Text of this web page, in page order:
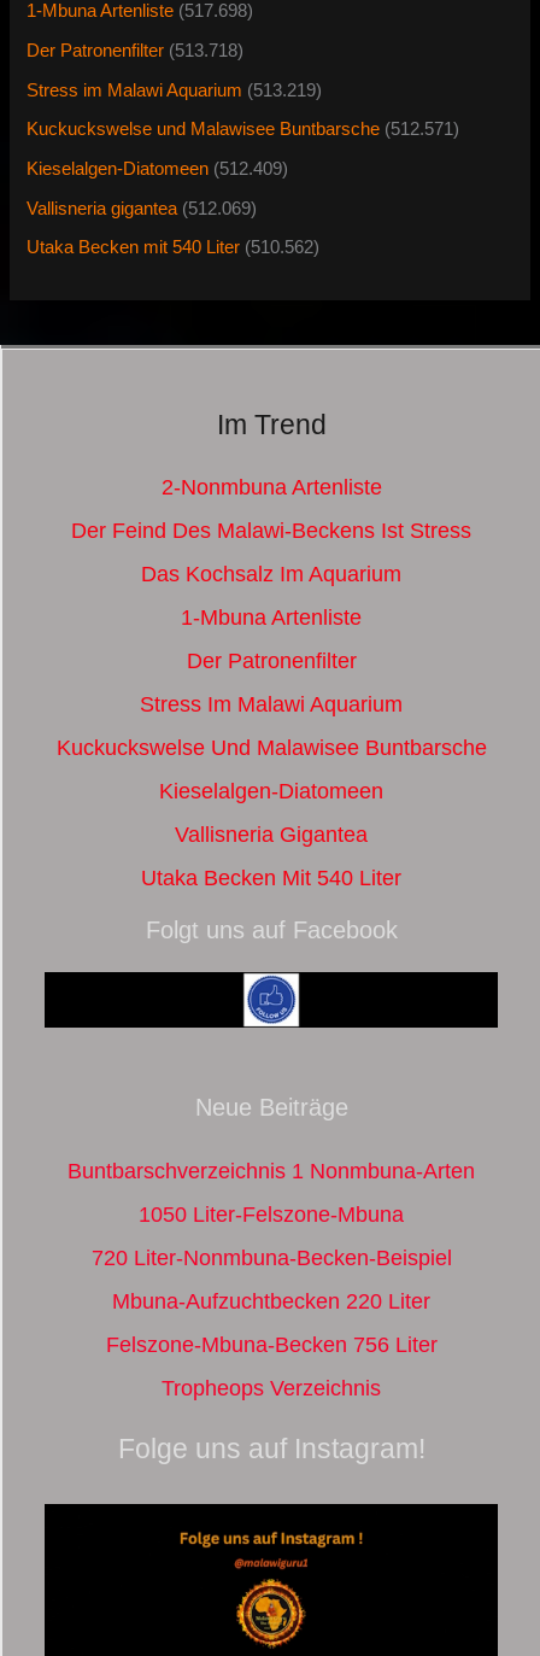
1-Mbuna Artenliste (517.698)
Der Patronenfilter (513.718)
Stress im Malawi Aquarium (513.219)
Kuckuckswelse und Malawisee Buntbarsche (512.571)
Kieselalgen-Diatomeen (512.409)
Vallisneria gigantea (512.069)
Utaka Becken mit 540 Liter (510.562)
Im Trend
2-Nonmbuna Artenliste
Der Feind Des Malawi-Beckens Ist Stress
Das Kochsalz Im Aquarium
1-Mbuna Artenliste
Der Patronenfilter
Stress Im Malawi Aquarium
Kuckuckswelse Und Malawisee Buntbarsche
Kieselalgen-Diatomeen
Vallisneria Gigantea
Utaka Becken Mit 540 Liter
Folgt uns auf Facebook
Neue Beiträge
Buntbarschverzeichnis 1 Nonmbuna-Arten
1050 Liter-Felszone-Mbuna
720 Liter-Nonmbuna-Becken-Beispiel
Mbuna-Aufzuchtbecken 220 Liter
Felszone-Mbuna-Becken 756 Liter
Tropheops Verzeichnis
Folge uns auf Instagram!